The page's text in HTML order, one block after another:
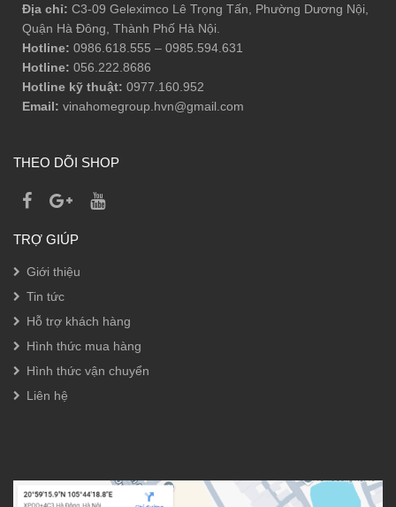
Địa chỉ: C3-09 Geleximco Lê Trọng Tấn, Phường Dương Nội,
Quận Hà Đông, Thành Phố Hà Nội.
Hotline: 0986.618.555 – 0985.594.631
Hotline: 056.222.8686
Hotline kỹ thuật: 0977.160.952
Email: vinahomegroup.hvn@gmail.com
THEO DÕI SHOP
TRỢ GIÚP
Giới thiệu
Tin tức
Hỗ trợ khách hàng
Hình thức mua hàng
Hình thức vận chuyển
Liên hệ